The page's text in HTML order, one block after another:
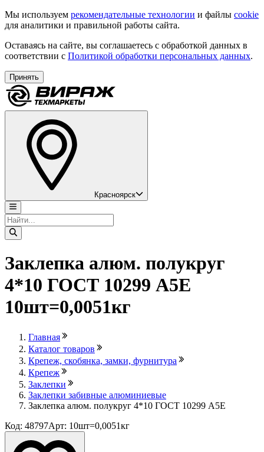
Мы используем рекомендательные технологии и файлы cookie
для аналитики и правильной работы сайта.
Оставаясь на сайте, вы соглашаетесь с обработкой данных в
соответствии с Политикой обработки персональных данных.
Принять
Красноярск
Заклепка алюм. полукруг
4*10 ГОСТ 10299 А5Е
10шт=0,0051кг
Главная
Каталог товаров
Крепеж, скобянка, замки, фурнитура
Крепеж
Заклепки
Заклепки забивные алюминиевые
Заклепка алюм. полукруг 4*10 ГОСТ 10299 А5Е
Код: 48797Арт: 10шт=0,0051кг